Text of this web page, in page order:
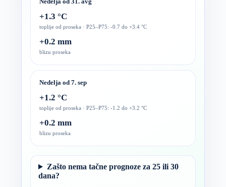
Nedelja od 31. avg
+1.3 °C
toplije od proseka · P25–P75: -0.7 do +3.4 °C
+0.2 mm
blizu proseka
Nedelja od 7. sep
+1.2 °C
toplije od proseka · P25–P75: -1.2 do +3.2 °C
+0.2 mm
blizu proseka
Zašto nema tačne prognoze za 25 ili 30
dana?